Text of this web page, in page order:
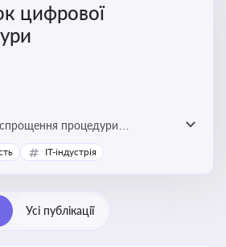
цифрової
процедури
ділянок для розвитку цифрової
IT-індустрія
Усі публікації